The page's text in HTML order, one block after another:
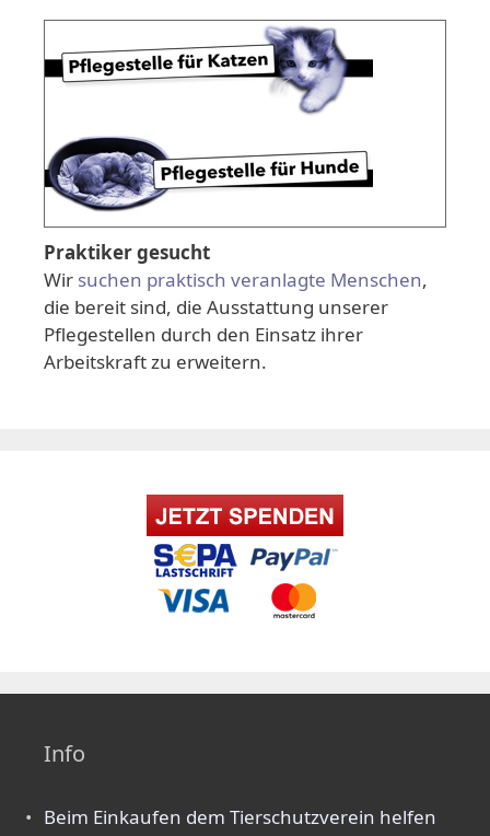
Praktiker gesucht
Wir suchen praktisch veranlagte Menschen,
die bereit sind, die Ausstattung unserer
Pflegestellen durch den Einsatz ihrer
Arbeitskraft zu erweitern.
Info
Beim Einkaufen dem Tierschutzverein helfen